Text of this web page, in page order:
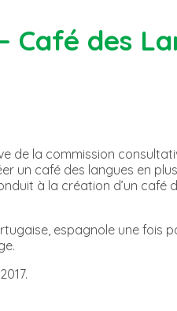
Café des
de la commission
un café des langues en
à la création d’un café
espagnole une fois